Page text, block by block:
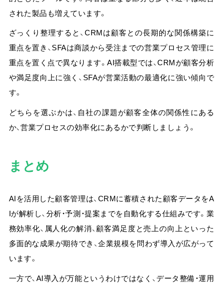
された製品も増えています。
ざっくり整理すると、CRMは顧客との長期的な関係構築に
重点を置き、SFAは商談から受注までの営業プロセス管理に
重点を置く点で異なります。AI搭載型では、CRMが顧客分析
や満足度向上に強く、SFAが営業活動の最適化に強い傾向で
す。
どちらを選ぶかは、自社の課題が顧客全体の関係性にある
か、営業プロセスの効率化にあるかで判断しましょう。
まとめ
AIを活用した顧客管理は、CRMに蓄積された顧客データをA
Iが解析し、分析・予測・提案までを自動化する仕組みです。業
務効率化、属人化の解消、顧客満足度と売上の向上といった
多面的な成果が期待でき、企業規模を問わず導入が広がって
います。
一方で、AI導入が万能というわけではなく、データ整備・運用